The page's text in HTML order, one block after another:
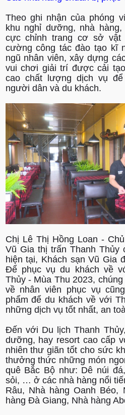
Theo ghi nhận của phóng
khu nghỉ dưỡng, nhà
cực chỉnh trang cơ sở vật
cường công tác đào tạo kĩ
ngũ nhân viên, xây dựng
vui chơi giải trí được cải
cao chất lượng dịch vụ
người dân và du khách.
Chị Lê Thị Hồng Loan -
Vũ Gia thị trấn Thanh Thủy
hiện tại, Khách sạn Vũ Gia
Để phục vụ du khách về
Thủy - Mùa Thu 2023,
về nhân viên phục vụ
phẩm để du khách về với
những dịch vụ tốt nhất, an
Đến với Du lịch Thanh
dưỡng, hay resort cao cấp
nhiên thư giãn tốt cho sức
thưởng thức những món
quê Bắc Bộ như: Dê núi
sỏi, … ở các nhà hàng nổi
Râu, Nhà hàng Oanh Béo,
hàng Đà Giang, Nhà hàng